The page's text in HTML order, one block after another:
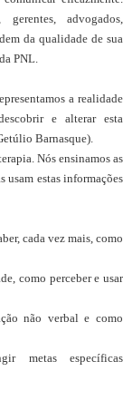
gerentes, advogados,
da qualidade de sua
PNL.
a realidade
e alterar esta
Barnasque).
Nós ensinamos as
usam estas informações
cada vez mais, como
como perceber e usar
não verbal e como
metas específicas